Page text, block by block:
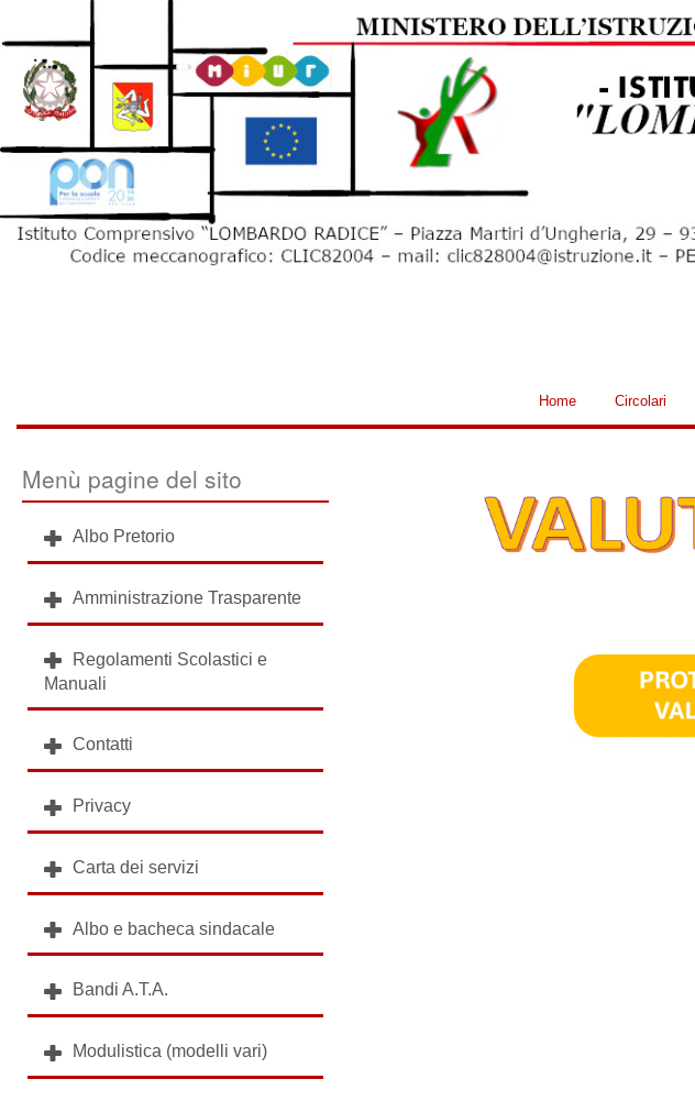
Home Circolari
Menù pagine del sito
Albo Pretorio
Amministrazione Trasparente
Regolamenti Scolastici e
Manuali
Contatti
Privacy
Carta dei servizi
Albo e bacheca sindacale
Bandi A.T.A.
Modulistica (modelli vari)